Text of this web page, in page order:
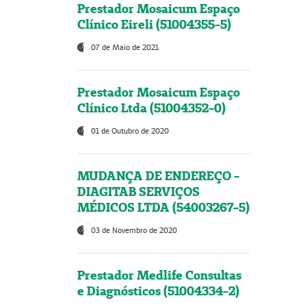
Prestador Mosaicum Espaço
Clínico Eireli (51004355-5)
07 de Maio de 2021
Prestador Mosaicum Espaço
Clínico Ltda (51004352-0)
01 de Outubro de 2020
MUDANÇA DE ENDEREÇO -
DIAGITAB SERVIÇOS
MÉDICOS LTDA (54003267-5)
03 de Novembro de 2020
Prestador Medlife Consultas
e Diagnósticos (51004334-2)